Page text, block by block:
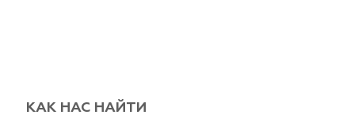
КАК НАС НАЙТИ